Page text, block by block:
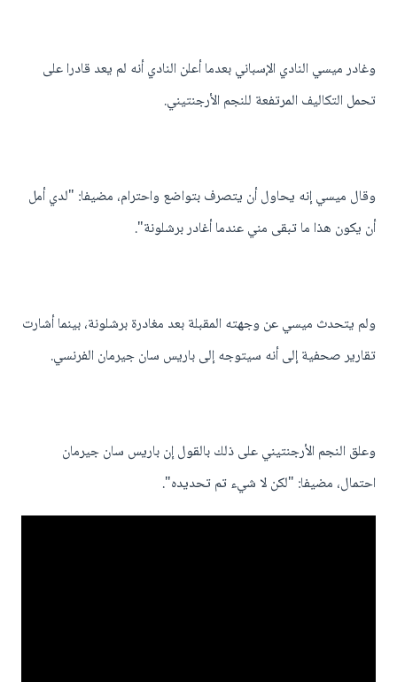
وغادر ميسي النادي الإسباني بعدما أعلن النادي أنه لم يعد قادرا على
تحمل التكاليف المرتفعة للنجم الأرجنتيني.
وقال ميسي إنه يحاول أن يتصرف بتواضع واحترام، مضيفا: "لدي أمل
أن يكون هذا ما تبقى مني عندما أغادر برشلونة".
ولم يتحدث ميسي عن وجهته المقبلة بعد مغادرة برشلونة، بينما أشارت
تقارير صحفية إلى أنه سيتوجه إلى باريس سان جيرمان الفرنسي.
وعلق النجم الأرجنتيني على ذلك بالقول إن باريس سان جيرمان
احتمال، مضيفا: "لكن لا شيء تم تحديده".